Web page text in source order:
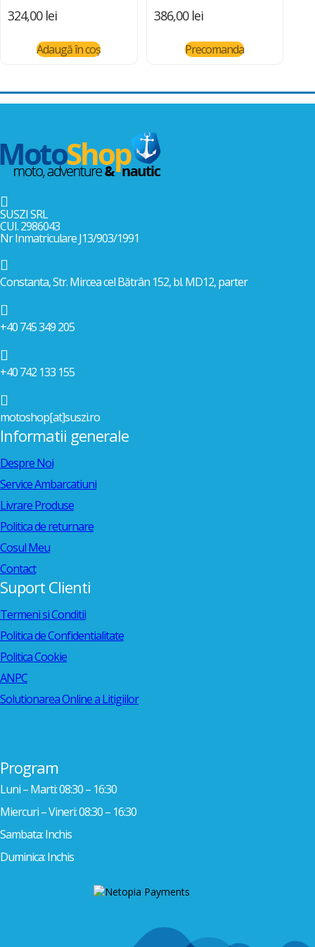
324,00 lei
Adaugă în coș
386,00 lei
Precomanda

SUSZI SRL
CUI. 2986043
Nr Inmatriculare J13/903/1991

Constanta, Str. Mircea cel Bătrân 152, bl. MD12, parter

+40 745 349 205

+40 742 133 155

motoshop[at]suszi.ro
Informatii generale
Despre Noi
Service Ambarcatiuni
Livrare Produse
Politica de returnare
Cosul Meu
Contact
Suport Clienti
Termeni si Conditii
Politica de Confidentialitate
Politica Cookie
ANPC
Solutionarea Online a Litigiilor
Program
Luni – Marti: 08:30 – 16:30
Miercuri – Vineri: 08:30 – 16:30
Sambata: Inchis
Duminica: Inchis